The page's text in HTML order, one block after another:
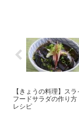
【きょうの料理】ス
フードサラダの作り
レシピ